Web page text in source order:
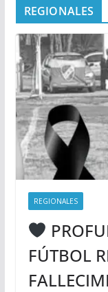
REGIONALES
REGIONALES
FÚTBOL